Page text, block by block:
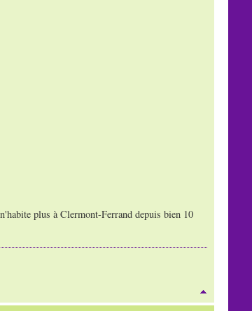
plus à Clermont-Ferrand depuis bien 10